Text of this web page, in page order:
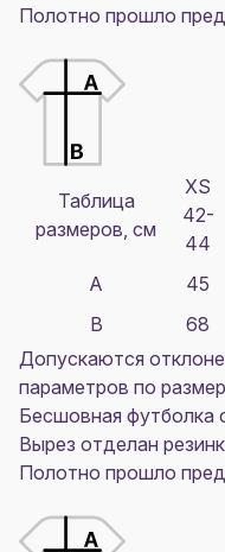
Полотно прошло
Таблица
размеров, см
XS
42-
44
A
45
B
68
Допускаются
параметров по
Бесшовная футболка
Вырез отделан
Полотно прошло